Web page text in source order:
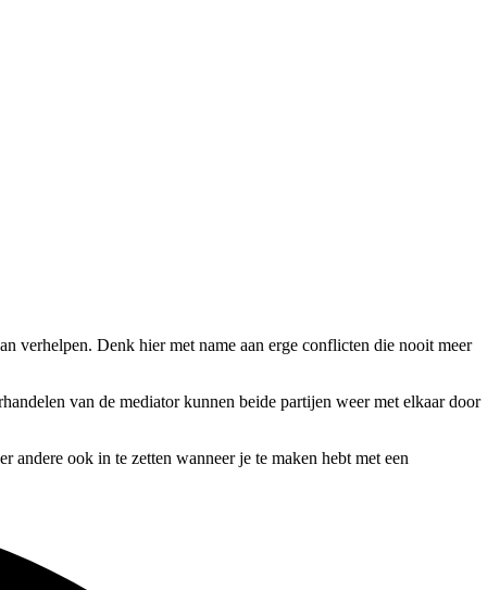
verhelpen. Denk hier met name aan erge conflicten die nooit meer
van de mediator kunnen beide partijen weer met elkaar door
andere ook in te zetten wanneer je te maken hebt met een